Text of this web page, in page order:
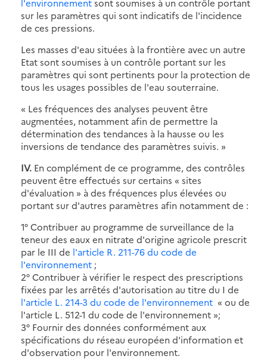
sur les paramètres qui sont indicatifs de l'incidence
de ces pressions.
Les masses d'eau situées à la frontière avec un autre
Etat sont soumises à un contrôle portant sur les
paramètres qui sont pertinents pour la protection de
tous les usages possibles de l'eau souterraine.
« Les fréquences des analyses peuvent être
augmentées, notamment afin de permettre la
détermination des tendances à la hausse ou les
inversions de tendance des paramètres suivis. »
IV. En complément de ce programme, des contrôles
peuvent être effectués sur certains « sites
d'évaluation » à des fréquences plus élevées ou
portant sur d'autres paramètres afin notamment de :
1° Contribuer au programme de surveillance de la
teneur des eaux en nitrate d'origine agricole prescrit
par le III de l'article R. 211-76 du code de
l'environnement ;
2° Contribuer à vérifier le respect des prescriptions
fixées par les arrêtés d'autorisation au titre du I de
l'article L. 214-3 du code de l'environnement « ou de
l'article L. 512-1 du code de l'environnement »;
3° Fournir des données conformément aux
spécifications du réseau européen d'information et
d'observation pour l'environnement.